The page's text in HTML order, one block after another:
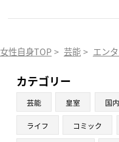
女性自身TOP > 芸能 > エン
カテゴリー
芸能 皇室 国内
ライフ コミック